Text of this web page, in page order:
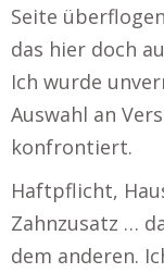
Seite
das hier doch
Ich wurde
Auswahl an
konfrontiert.
Haftpflicht,
Zahnzusatz …
dem anderen.